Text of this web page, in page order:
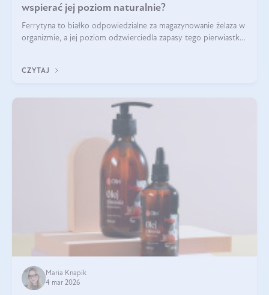
wspierać jej poziom naturalnie?
Ferrytyna to białko odpowiedzialne za magazynowanie żelaza w
organizmie, a jej poziom odzwierciedla zapasy tego pierwiastka.
funkcjonowanie (
CZYTAJ
Maria Knapik
4 mar 2026